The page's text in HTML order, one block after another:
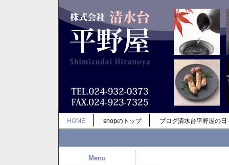
HOME shopのトップ ブログ清水台平野屋の日
Menu